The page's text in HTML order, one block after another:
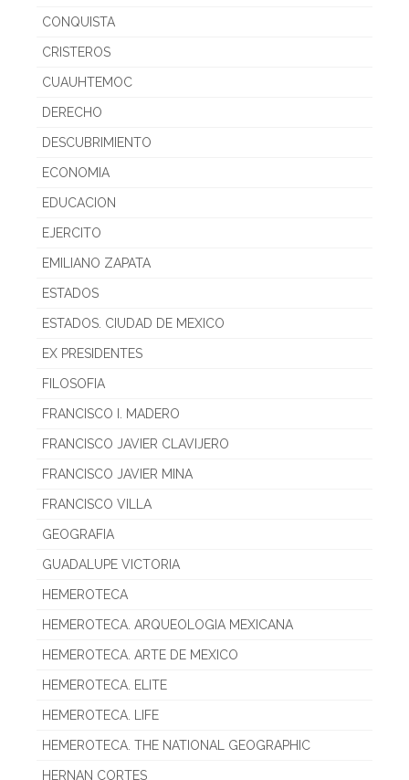
CONQUISTA
CRISTEROS
CUAUHTEMOC
DERECHO
DESCUBRIMIENTO
ECONOMIA
EDUCACION
EJERCITO
EMILIANO ZAPATA
ESTADOS
ESTADOS. CIUDAD DE MEXICO
EX PRESIDENTES
FILOSOFIA
FRANCISCO I. MADERO
FRANCISCO JAVIER CLAVIJERO
FRANCISCO JAVIER MINA
FRANCISCO VILLA
GEOGRAFIA
GUADALUPE VICTORIA
HEMEROTECA
HEMEROTECA. ARQUEOLOGIA MEXICANA
HEMEROTECA. ARTE DE MEXICO
HEMEROTECA. ELITE
HEMEROTECA. LIFE
HEMEROTECA. THE NATIONAL GEOGRAPHIC
HERNAN CORTES